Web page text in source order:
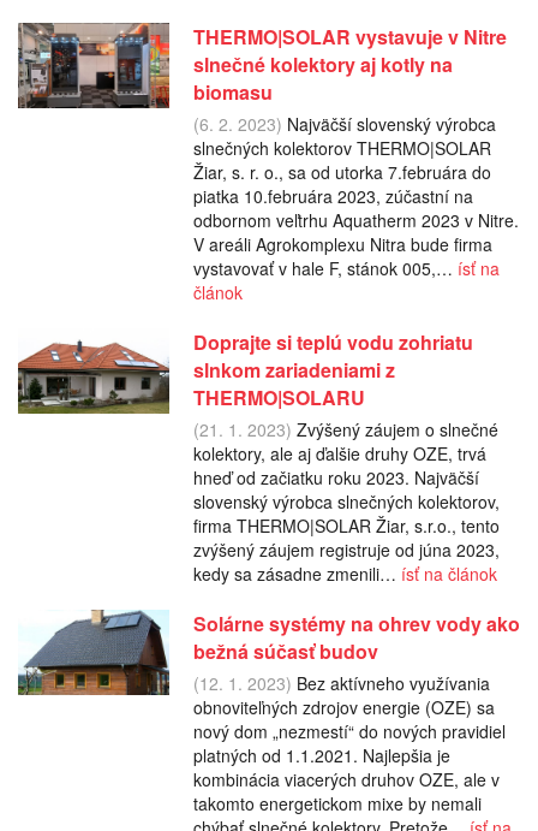
THERMO|SOLAR vystavuje v Nitre
slnečné kolektory aj kotly na
biomasu
(6. 2. 2023) Najväčší slovenský výrobca
slnečných kolektorov THERMO|SOLAR
Žiar, s. r. o., sa od utorka 7.februára do
piatka 10.februára 2023, zúčastní na
odbornom veľtrhu Aquatherm 2023 v Nitre.
V areáli Agrokomplexu Nitra bude firma
vystavovať v hale F, stánok 005,… ísť na
článok
Doprajte si teplú vodu zohriatu
slnkom zariadeniami z
THERMO|SOLARU
(21. 1. 2023) Zvýšený záujem o slnečné
kolektory, ale aj ďalšie druhy OZE, trvá
hneď od začiatku roku 2023. Najväčší
slovenský výrobca slnečných kolektorov,
firma THERMO|SOLAR Žiar, s.r.o., tento
zvýšený záujem registruje od júna 2023,
kedy sa zásadne zmenili… ísť na článok
Solárne systémy na ohrev vody ako
bežná súčasť budov
(12. 1. 2023) Bez aktívneho využívania
obnoviteľných zdrojov energie (OZE) sa
nový dom „nezmestí“ do nových pravidiel
platných od 1.1.2021. Najlepšia je
kombinácia viacerých druhov OZE, ale v
takomto energetickom mixe by nemali